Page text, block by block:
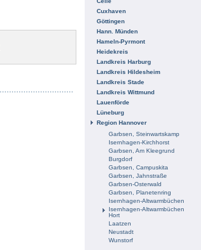
Cuxhaven
Göttingen
Hann. Münden
Hameln-Pyrmont
Heidekreis
Landkreis Harburg
Landkreis Hildesheim
Landkreis Stade
Landkreis Wittmund
Lauenförde
Lüneburg
Region Hannover
Garbsen, Steinwartskamp
Isernhagen-Kirchhorst
Garbsen, Am Kleegrund
Burgdorf
Garbsen, Campuskita
Garbsen, Jahnstraße
Garbsen-Osterwald
Garbsen, Planetenring
Isernhagen-Altwarmbüchen
Isernhagen-Altwarmbüchen
Hort
Laatzen
Neustadt
Wunstorf